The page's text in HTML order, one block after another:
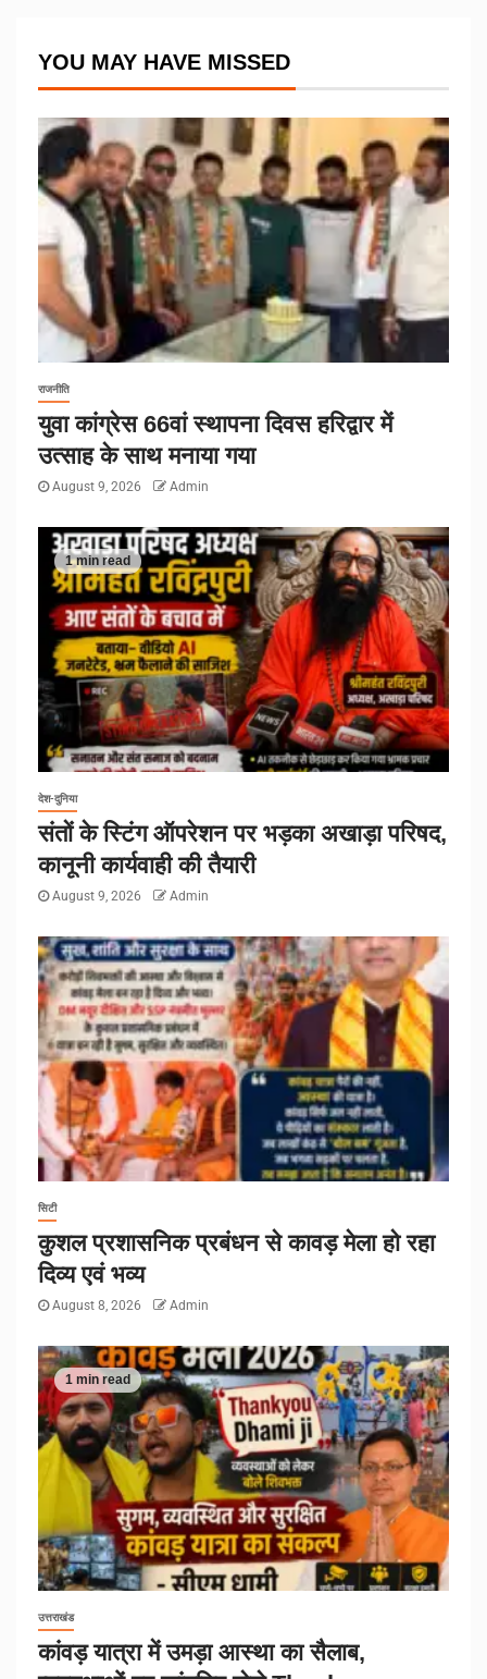
YOU MAY HAVE MISSED
राजनीति
युवा कांग्रेस 66वां स्थापना दिवस हरिद्वार में
उत्साह के साथ मनाया गया
August 9, 2026 Admin
1 min read
देश-दुनिया
संतों के स्टिंग ऑपरेशन पर भड़का अखाड़ा परिषद,
कानूनी कार्यवाही की तैयारी
August 9, 2026 Admin
सिटी
कुशल प्रशासनिक प्रबंधन से कावड़ मेला हो रहा
दिव्य एवं भव्य
August 8, 2026 Admin
1 min read
उत्तराखंड
कांवड़ यात्रा में उमड़ा आस्था का सैलाब,